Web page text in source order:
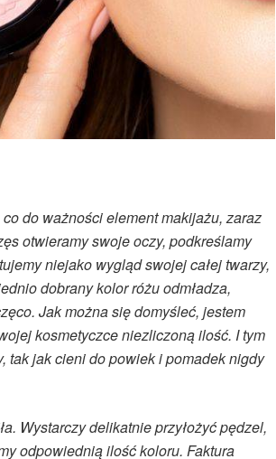
do ważności element makijażu, zaraz
otwieramy swoje oczy, podkreślamy
niejako wygląd swojej całej twarzy,
dobrany kolor różu odmładza,
Jak można się domyśleć, jestem
kosmetyczce niezliczoną ilość. I tym
tak jak cieni do powiek i pomadek nigdy
Wystarczy delikatnie przyłożyć pędzel,
odpowiednią ilość koloru. Faktura